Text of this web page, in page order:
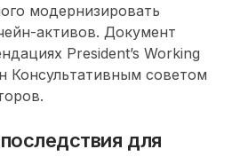
модернизировать
активов. Документ
President’s Working
Консультативным советом
для